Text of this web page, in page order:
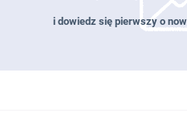
i dowiedz się pierwszy o